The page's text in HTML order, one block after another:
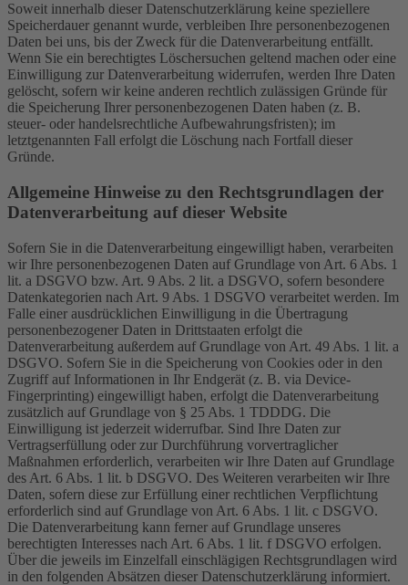
Soweit innerhalb dieser Datenschutzerklärung keine speziellere
Speicherdauer genannt wurde, verbleiben Ihre personenbezogenen
Daten bei uns, bis der Zweck für die Datenverarbeitung entfällt.
Wenn Sie ein berechtigtes Löschersuchen geltend machen oder eine
Einwilligung zur Datenverarbeitung widerrufen, werden Ihre Daten
gelöscht, sofern wir keine anderen rechtlich zulässigen Gründe für
die Speicherung Ihrer personenbezogenen Daten haben (z. B.
steuer- oder handelsrechtliche Aufbewahrungsfristen); im
letztgenannten Fall erfolgt die Löschung nach Fortfall dieser
Gründe.
Allgemeine Hinweise zu den Rechtsgrundlagen der
Datenverarbeitung auf dieser Website
Sofern Sie in die Datenverarbeitung eingewilligt haben, verarbeiten
wir Ihre personenbezogenen Daten auf Grundlage von Art. 6 Abs. 1
lit. a DSGVO bzw. Art. 9 Abs. 2 lit. a DSGVO, sofern besondere
Datenkategorien nach Art. 9 Abs. 1 DSGVO verarbeitet werden. Im
Falle einer ausdrücklichen Einwilligung in die Übertragung
personenbezogener Daten in Drittstaaten erfolgt die
Datenverarbeitung außerdem auf Grundlage von Art. 49 Abs. 1 lit. a
DSGVO. Sofern Sie in die Speicherung von Cookies oder in den
Zugriff auf Informationen in Ihr Endgerät (z. B. via Device-
Fingerprinting) eingewilligt haben, erfolgt die Datenverarbeitung
zusätzlich auf Grundlage von § 25 Abs. 1 TDDDG. Die
Einwilligung ist jederzeit widerrufbar. Sind Ihre Daten zur
Vertragserfüllung oder zur Durchführung vorvertraglicher
Maßnahmen erforderlich, verarbeiten wir Ihre Daten auf Grundlage
des Art. 6 Abs. 1 lit. b DSGVO. Des Weiteren verarbeiten wir Ihre
Daten, sofern diese zur Erfüllung einer rechtlichen Verpflichtung
erforderlich sind auf Grundlage von Art. 6 Abs. 1 lit. c DSGVO.
Die Datenverarbeitung kann ferner auf Grundlage unseres
berechtigten Interesses nach Art. 6 Abs. 1 lit. f DSGVO erfolgen.
Über die jeweils im Einzelfall einschlägigen Rechtsgrundlagen wird
in den folgenden Absätzen dieser Datenschutzerklärung informiert.